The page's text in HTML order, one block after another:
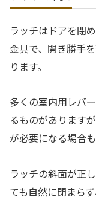
ラッチはドアを閉
金具で、開き勝手
ります。
多くの室内用レバ
るものがあります
が必要になる場合も
ラッチの斜面が正
ても自然に閉まら